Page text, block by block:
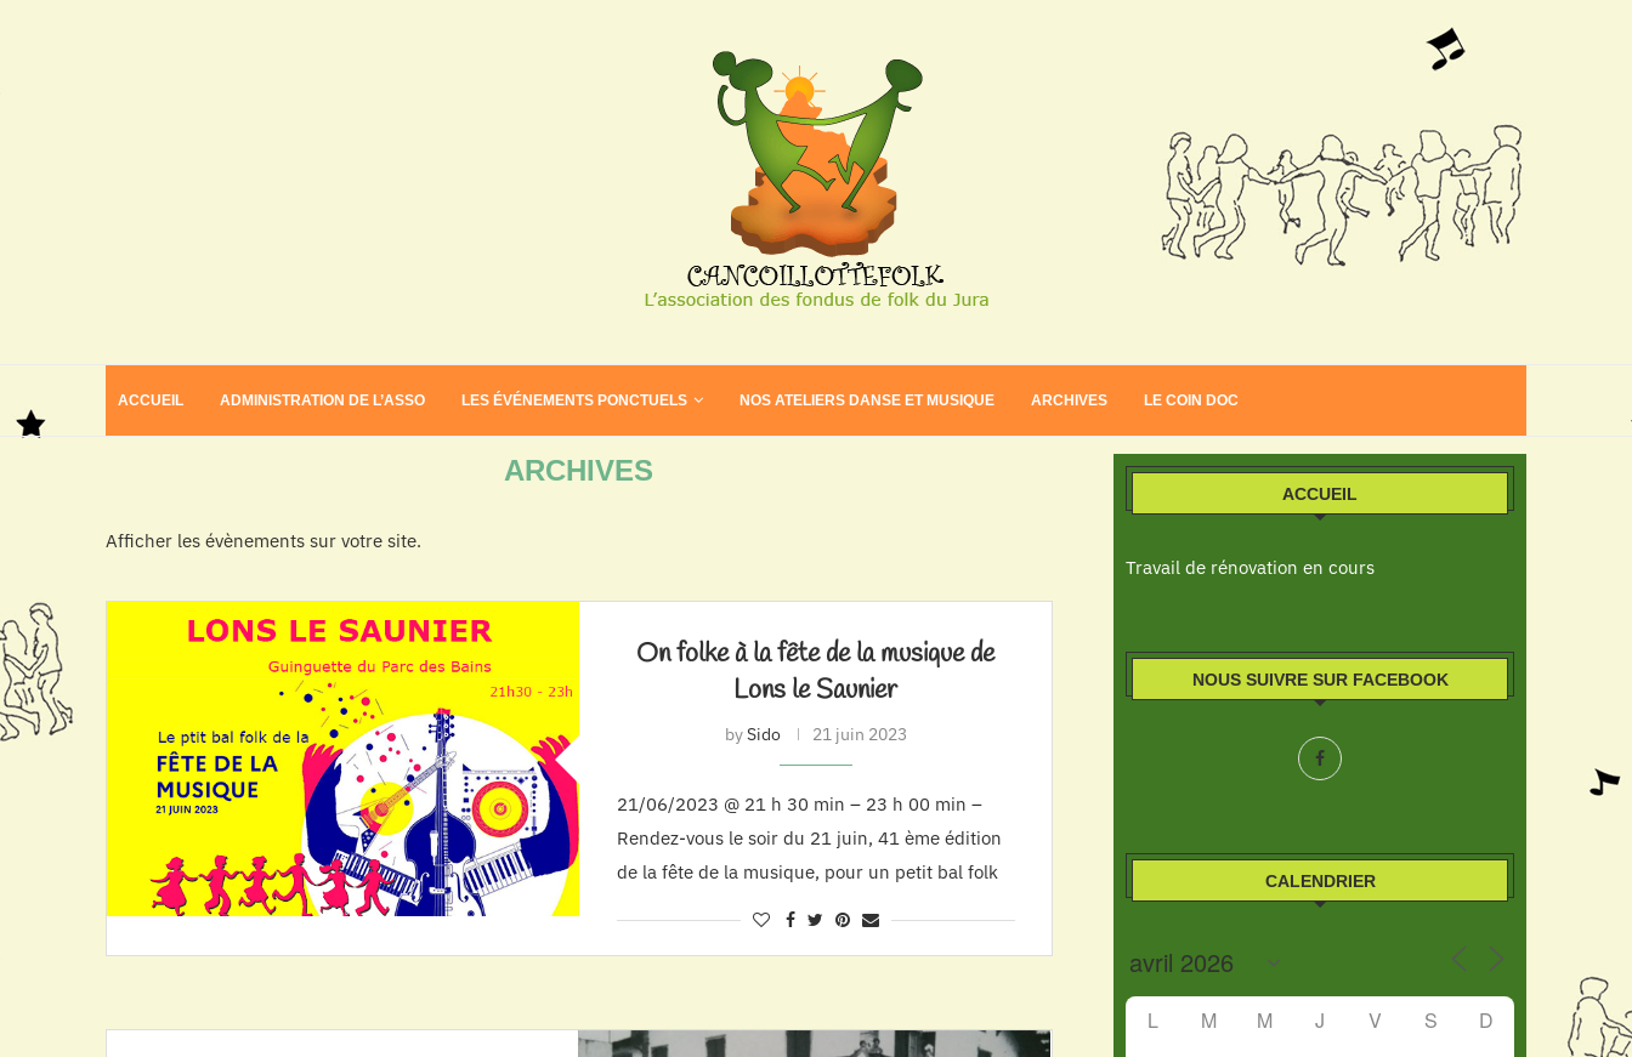
ACCUEIL ADMINISTRATION DE L’ASSO LES ÉVÉNEMENTS PONCTUELS NOS ATELIERS DANSE ET MUSIQUE ARCHIVES LE COIN DOC
ARCHIVES
Afficher les évènements sur votre site.
On folke à la fête de la musique de
Lons le Saunier
bySido 21 juin 2023
21/06/2023 @ 21 h 30 min – 23 h 00 min –
Rendez-vous le soir du 21 juin, 41 ème édition
de la fête de la musique, pour un petit bal folk
ACCUEIL
Travail de rénovation en cours
NOUS SUIVRE SUR FACEBOOK
CALENDRIER
L M M J V S D